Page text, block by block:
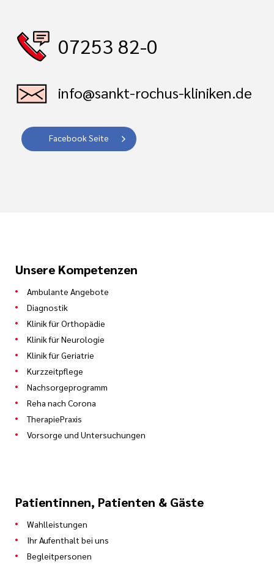
07253 82-0
info@sankt-rochus-kliniken.de
Facebook Seite
Unsere Kompetenzen
Ambulante Angebote
Diagnostik
Klinik für Orthopädie
Klinik für Neurologie
Klinik für Geriatrie
Kurzzeitpflege
Nachsorgeprogramm
Reha nach Corona
TherapiePraxis
Vorsorge und Untersuchungen
Patientinnen, Patienten & Gäste
Wahlleistungen
Ihr Aufenthalt bei uns
Begleitpersonen